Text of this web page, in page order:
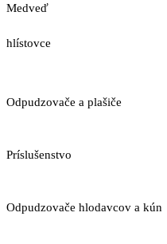
Medveď
hlístovce
Odpudzovače a plašiče
Príslušenstvo
Odpudzovače hlodavcov a kún